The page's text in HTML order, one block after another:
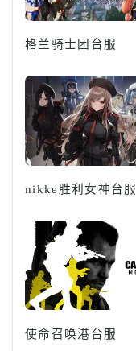
格兰骑士团台服
nikke胜利女神台服
使命召唤港台服